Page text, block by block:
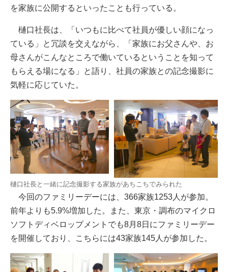
を家族に公開するといったことも行っている。
樋口社長は、「いつもに比べて社員が優しい顔になっ
ている」と冗談を交えながら、「家族にお父さんや、お
母さんがこんなところで働いているということを知って
もらえる場になる」と語り、社員の家族との記念撮影に
気軽に応じていた。
樋口社長と一緒に記念撮影する家族があちこちでみられた
今回のファミリーデーには、366家族1253人が参加。
前年よりも5.9%増加した。また、東京・調布のマイクロ
ソフトディベロップメントでも8月8日にファミリーデー
を開催しており、こちらには43家族145人が参加した。